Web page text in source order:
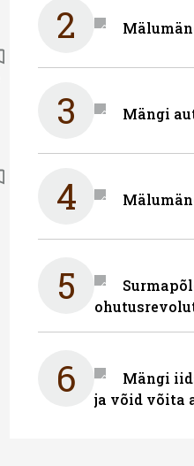
2
3 Mängi
4
5
6
Mängi
ja võid võita